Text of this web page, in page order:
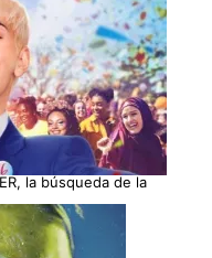
la búsqueda de la